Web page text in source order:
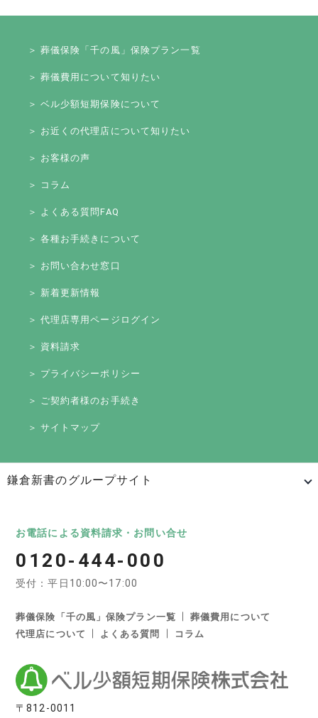
＞ 葬儀保険「千の風」保険プラン一覧
＞ 葬儀費用について知りたい
＞ ベル少額短期保険について
＞ お近くの代理店について知りたい
＞ お客様の声
＞ コラム
＞ よくある質問FAQ
＞ 各種お手続きについて
＞ お問い合わせ窓口
＞ 新着更新情報
＞ 代理店専用ページログイン
＞ 資料請求
＞ プライバシーポリシー
＞ ご契約者様のお手続き
＞ サイトマップ
鎌倉新書のグループサイト
いいお墓 Life.（ライフドット） いいお墓-永代供養墓版
いいお墓-ペット霊園版 樹木葬なび
寺院墓地.com 優良墓石・石材店ガイド
お墓の引越し＆墓じまいくん
いい葬儀 いいお坊さん
日本最大級の仏壇仏具総合サイト「いい仏壇」
お電話による資料請求・お問い合せ
0120-444-000
受付：平日10:00〜17:00
葬儀保険「千の風」保険プラン一覧
葬儀費用について
代理店について
よくある質問 コラム
〒812-0011